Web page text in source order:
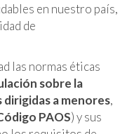
en nuestro país,
de
las normas éticas
sobre la
a menores,
PAOS) y sus